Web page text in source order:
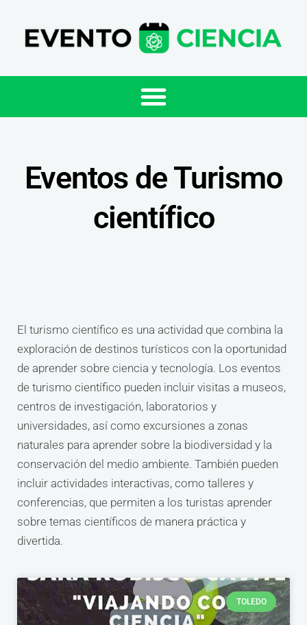
Eventos de Turismo
científico
El turismo científico es una actividad que combina la
exploración de destinos turísticos con la oportunidad
de aprender sobre ciencia y tecnología. Los eventos
de turismo científico pueden incluir visitas a museos,
centros de investigación, laboratorios y
universidades, así como excursiones a zonas
naturales para aprender sobre la biodiversidad y la
conservación del medio ambiente. También pueden
incluir actividades interactivas, como talleres y
conferencias, que permiten a los turistas aprender
sobre temas científicos de manera práctica y
divertida.
TOLEDO